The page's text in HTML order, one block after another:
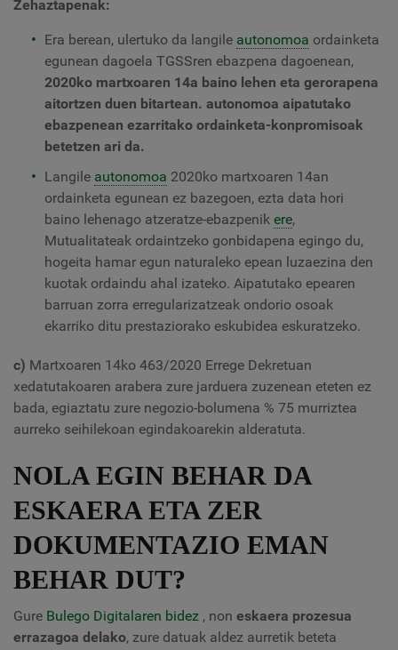
Zehaztapenak:
Era berean, ulertuko da langile autonomoa ordainketa
egunean dagoela TGSSren ebazpena dagoenean,
2020ko martxoaren 14a baino lehen eta gerorapena
aitortzen duen bitartean. autonomoa aipatutako
ebazpenean ezarritako ordainketa-konpromisoak
betetzen ari da.
Langile autonomoa 2020ko martxoaren 14an
ordainketa egunean ez bazegoen, ezta data hori
baino lehenago atzeratze-ebazpenik ere,
Mutualitateak ordaintzeko gonbidapena egingo du,
hogeita hamar egun naturaleko epean luzaezina den
kuotak ordaindu ahal izateko. Aipatutako epearen
barruan zorra erregularizatzeak ondorio osoak
ekarriko ditu prestaziorako eskubidea eskuratzeko.
c) Martxoaren 14ko 463/2020 Errege Dekretuan
xedatutakoaren arabera zure jarduera zuzenean eteten ez
bada, egiaztatu zure negozio-bolumena % 75 murriztea
aurreko seihilekoan egindakoarekin alderatuta.
NOLA EGIN BEHAR DA
ESKAERA ETA ZER
DOKUMENTAZIO EMAN
BEHAR DUT?
Gure Bulego Digitalaren bidez , non eskaera prozesua
errazagoa delako, zure datuak aldez aurretik beteta